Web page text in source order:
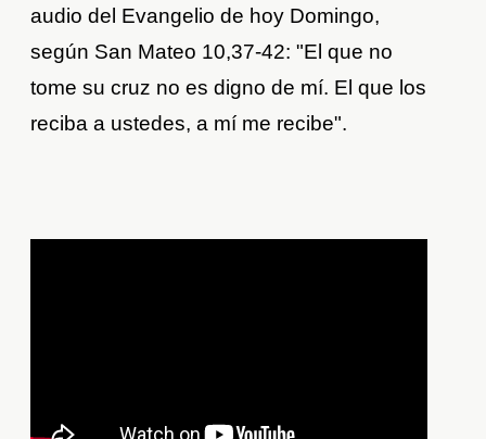
audio del Evangelio de hoy Domingo,
según San Mateo 10,37-42: "El que no
tome su cruz no es digno de mí. El que los
reciba a ustedes, a mí me recibe".